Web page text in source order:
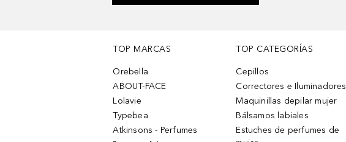
TOP MARCAS
Orebella
ABOUT-FACE
Lolavie
Typebea
Atkinsons - Perfumes
TOP CATEGORÍAS
Cepillos
Correctores e Iluminadores
Maquinillas depilar mujer
Bálsamos labiales
Estuches de perfumes de